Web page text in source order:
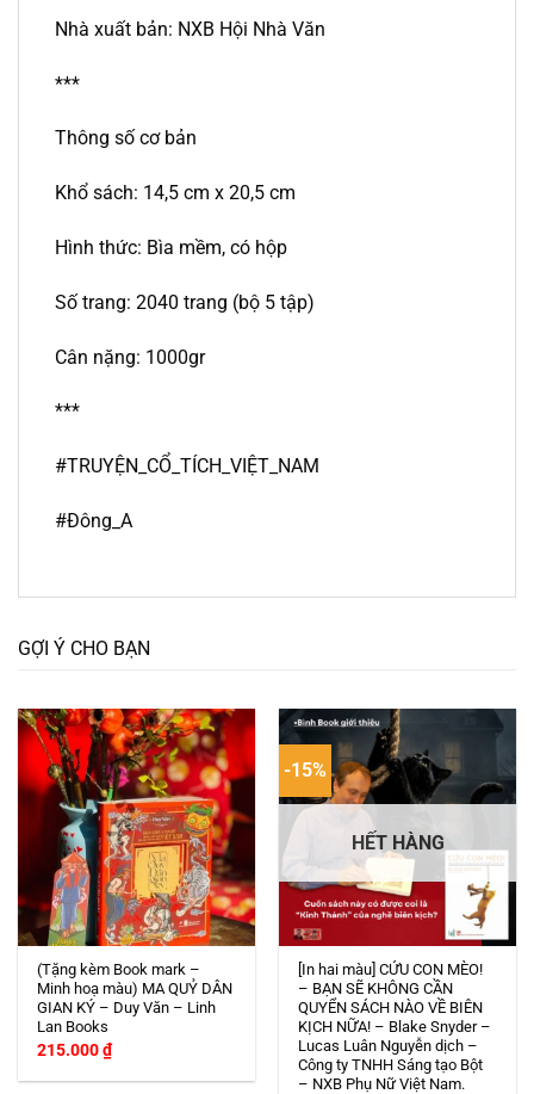
Nhà xuất bản: NXB Hội Nhà Văn
***
Thông số cơ bản
Khổ sách: 14,5 cm x 20,5 cm
Hình thức: Bìa mềm, có hộp
Số trang: 2040 trang (bộ 5 tập)
Cân nặng: 1000gr
***
#TRUYỆN_CỔ_TÍCH_VIỆT_NAM
#Đông_A
GỢI Ý CHO BẠN
(Tặng kèm Book mark –
Minh hoạ màu) MA QUỶ DÂN
GIAN KÝ – Duy Văn – Linh
Lan Books
215.000₫
-15%
HẾT HÀNG
[In hai màu] CỨU CON MÈO!
– BẠN SẼ KHÔNG CẦN
QUYỂN SÁCH NÀO VỀ BIÊN
KỊCH NỮA! – Blake Snyder –
Lucas Luân Nguyễn dịch –
Công ty TNHH Sáng tạo Bột
– NXB Phụ Nữ Việt Nam.